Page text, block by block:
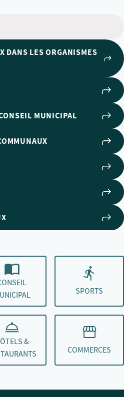
DANS LES ORGANISMES
MUNICIPAL
SPORTS
&
COMMERCES